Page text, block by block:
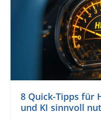
8 Quick-Tipps für
und KI sinnvoll